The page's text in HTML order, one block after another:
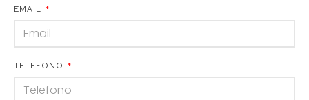
EMAIL
TELEFONO